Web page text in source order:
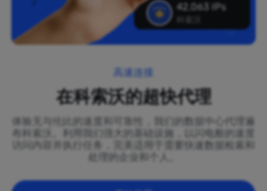
42,063 IPs
高速连接
在科索沃的超快代理
体验无与伦比的速度和可靠性，我们的数据中心代理遍
布科索沃。利用我们强大的基础设施，以闪电般的速度
访问内容并执行任务，完美适用于需要快速数据检索和
处理的企业和个人。